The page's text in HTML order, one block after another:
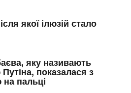
якої ілюзій стало
яку називають
показалася з
пальці